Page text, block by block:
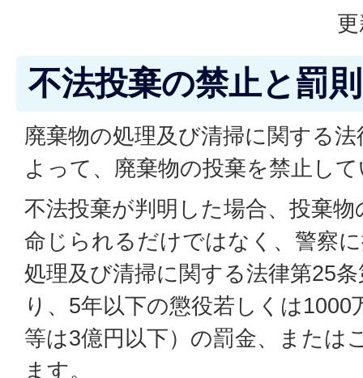
不法投棄の禁止と罰則
廃棄物の処理及び清掃に関する
よって、廃棄物の投棄を禁止し
不法投棄が判明した場合、投棄
命じられるだけではなく、警察
処理及び清掃に関する法律第25
り、5年以下の懲役若しくは1000
等は3億円以下）の罰金、または
ます。